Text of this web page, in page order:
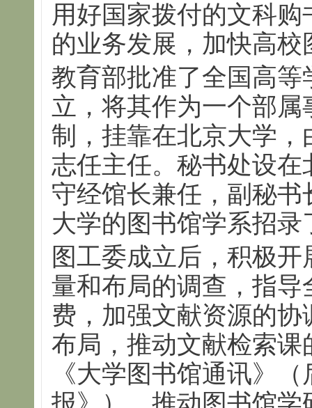
用好国家拨付的文科
的业务发展，加快高
教育部批准了全国高
立，将其作为一个部
制，挂靠在北京大学
志任主任。秘书处设
守经馆长兼任，副秘
大学的图书馆学系招
图工委成立后，积极
量和布局的调查，指
费，加强文献资源的
布局，推动文献检索
《大学图书馆通讯》